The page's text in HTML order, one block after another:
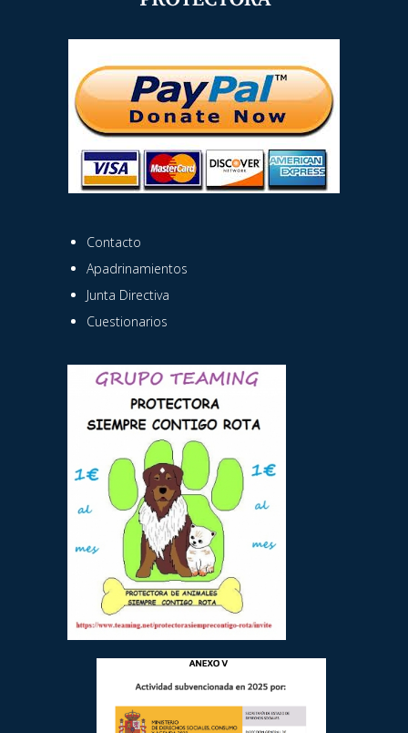
Contacto
Apadrinamientos
Junta Directiva
Cuestionarios